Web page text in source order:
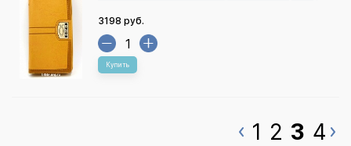
3198 руб.
Купить
1 2 3 4